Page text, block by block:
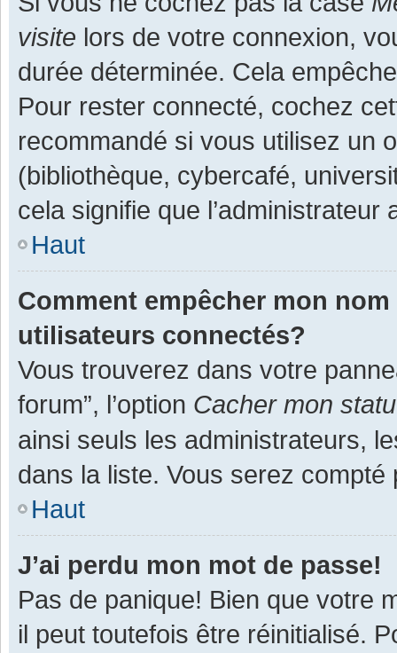
visite lors de votre connexion,
durée déterminée. Cela
Pour rester connecté, cochez
recommandé si vous utilisez un
(bibliothèque, cybercafé,
cela signifie que
Haut
Comment empêcher mon
utilisateurs connectés?
Vous trouverez dans votre
forum”, l’option Cacher mon
ainsi seuls les administrateurs,
dans la liste. Vous serez
Haut
J’ai perdu mon mot de passe!
Pas de panique! Bien que votre
il peut toutefois être réinitialisé.